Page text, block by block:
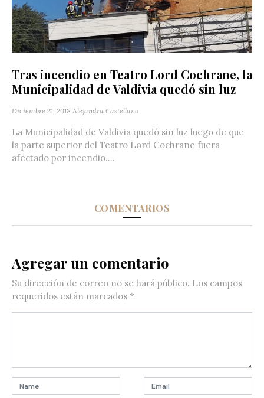
Tras incendio en Teatro Lord Cochrane, la
Municipalidad de Valdivia quedó sin luz
Diciembre 21, 2018 Alejandra Castellano
La Municipalidad de Valdivia quedó sin luz luego de que
la parte superior del Teatro Lord Cochrane fuera
afectado por incendio....
COMENTARIOS
Agregar un comentario
Su dirección de correo no se hará público. Los campos
requeridos están marcados *